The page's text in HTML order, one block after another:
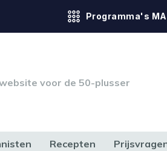
Programma's
voor de 50-plusser
Recepten